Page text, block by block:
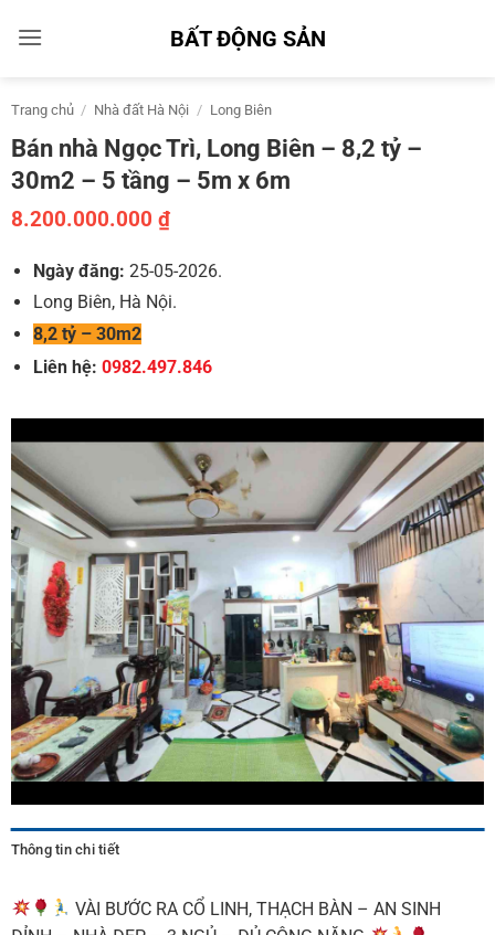
qua
BẤT ĐỘNG SẢN
Trang chủ / Nhà đất Hà Nội / Long Biên
Bán nhà Ngọc Trì, Long Biên – 8,2 tỷ –
30m2 – 5 tầng – 5m x 6m
8.200.000.000 ₫
Ngày đăng: 25-05-2026.
Long Biên, Hà Nội.
8,2 tỷ – 30m2
Liên hệ:0982.497.846
Thông tin chi tiết
VÀI BƯỚC RA CỔ LINH, THẠCH BÀN – AN SINH